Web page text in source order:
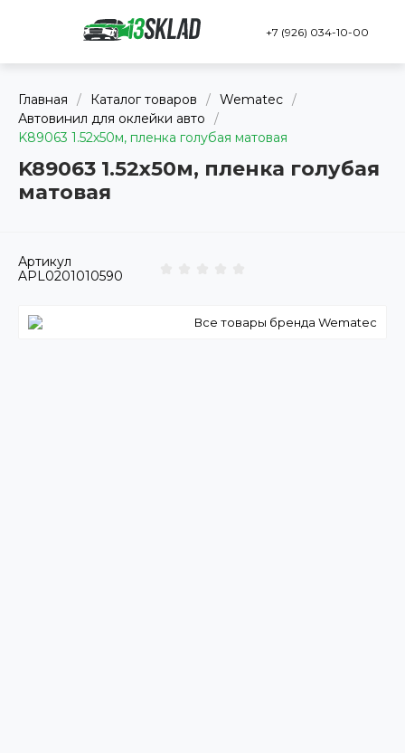
+7 (926) 034-10-00
Главная / Каталог товаров / Wematec /
Автовинил для оклейки авто
/
K89063 1.52х50м, пленка голубая матовая
K89063 1.52х50м, пленка голубая
матовая
Артикул
APL0201010590
Все товары бренда Wematec